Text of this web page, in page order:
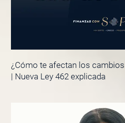
¿Cómo te afectan los cambios
| Nueva Ley 462 explicada